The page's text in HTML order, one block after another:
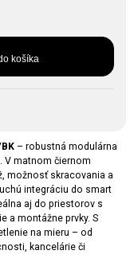
košíka
– robustná modulárna
. V matnom čiernom
možnosť skracovania a
integráciu do smart
aj do priestorov s
a montážne prvky. S
na mieru – od
kancelárie či